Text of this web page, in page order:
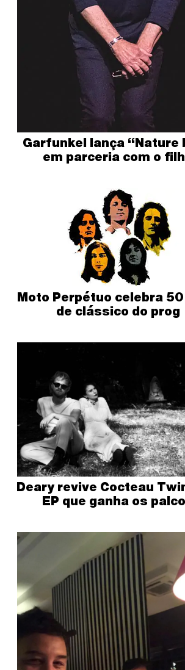
Garfunkel lança “Nature
em parceria com o
Moto Perpétuo celebra
de clássico do prog
Deary revive Cocteau
EP que ganha os